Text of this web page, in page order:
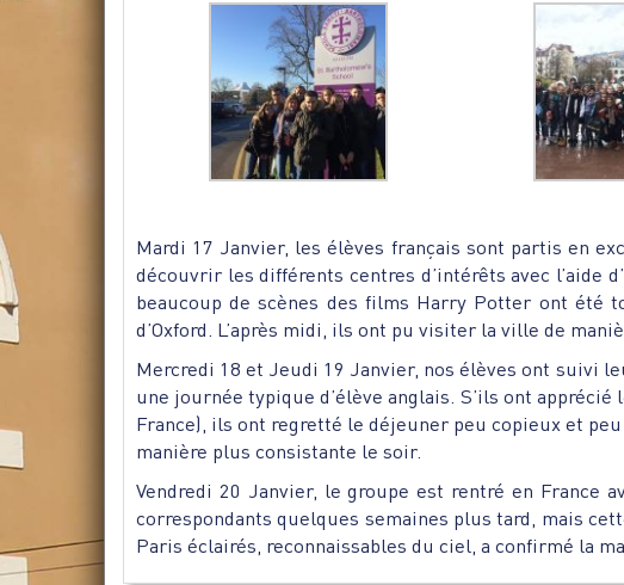
Mardi 17 Janvier, les élèves français sont partis en
découvrir les différents centres d’intérêts avec l’aide
beaucoup de scènes des films Harry Potter ont été
d’Oxford. L’après midi, ils ont pu visiter la ville de
Mercredi 18 et Jeudi 19 Janvier, nos élèves ont suivi
une journée typique d’élève anglais. S’ils ont
France), ils ont regretté le déjeuner peu copieux et
manière plus consistante le soir.
Vendredi 20 Janvier, le groupe est rentré en France
correspondants quelques semaines plus tard, mais
Paris éclairés, reconnaissables du ciel, a confirmé la